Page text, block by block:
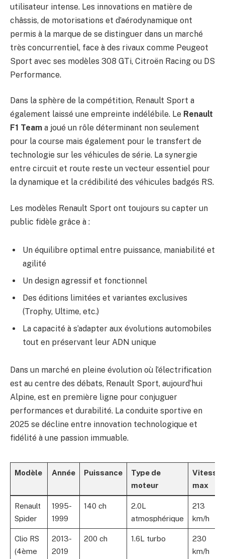
utilisateur intense. Les innovations en matière de
châssis, de motorisations et d’aérodynamique ont
permis à la marque de se distinguer dans un marché
très concurrentiel, face à des rivaux comme Peugeot
Sport avec ses modèles 308 GTi, Citroën Racing ou DS
Performance.
Dans la sphère de la compétition, Renault Sport a
également laissé une empreinte indélébile. Le Renault
F1 Team a joué un rôle déterminant non seulement
pour la course mais également pour le transfert de
technologie sur les véhicules de série. La synergie
entre circuit et route reste un vecteur essentiel pour
la dynamique et la crédibilité des véhicules badgés RS.
Les modèles Renault Sport ont toujours su capter un
public fidèle grâce à :
Un équilibre optimal entre puissance, maniabilité et
agilité
Un design agressif et fonctionnel
Des éditions limitées et variantes exclusives
(Trophy, Ultime, etc.)
La capacité à s’adapter aux évolutions automobiles
tout en préservant leur ADN unique
Dans un marché en pleine évolution où l’électrification
est au centre des débats, Renault Sport, aujourd’hui
Alpine, est en première ligne pour conjuguer
performances et durabilité. La conduite sportive en
2025 se décline entre innovation technologique et
fidélité à une passion immuable.
Modèle Année Puissance
Type de
moteur
Vitesse
max
Renault
Spider
1995-
1999
140 ch
2.0L
atmosphérique
213
km/h
Clio RS
(4ème
2013-
2019
200 ch 1.6L turbo
230
km/h